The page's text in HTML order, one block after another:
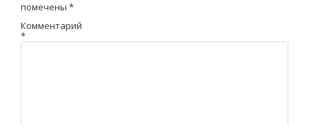
помечены *
Комментарий
*